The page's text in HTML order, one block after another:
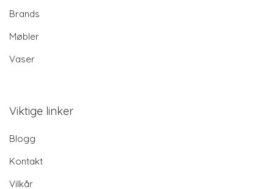
Brands
Møbler
Vaser
Viktige linker
Blogg
Kontakt
Vilkår